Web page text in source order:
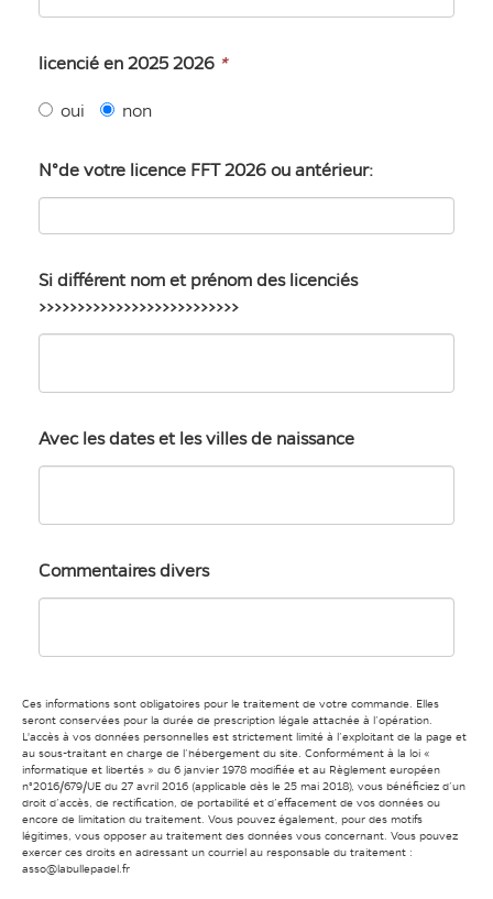
licencié en 2025 2026 *
oui non
N°de votre licence FFT 2026 ou antérieur:
Si différent nom et prénom des licenciés
>>>>>>>>>>>>>>>>>>>>>>>>>>
Avec les dates et les villes de naissance
Commentaires divers
Ces informations sont obligatoires pour le traitement de votre commande. Elles
seront conservées pour la durée de prescription légale attachée à l’opération.
L'accès à vos données personnelles est strictement limité à l’exploitant de la page et
au sous-traitant en charge de l’hébergement du site. Conformément à la loi «
informatique et libertés » du 6 janvier 1978 modifiée et au Règlement européen
n°2016/679/UE du 27 avril 2016 (applicable dès le 25 mai 2018), vous bénéficiez d’un
droit d’accès, de rectification, de portabilité et d’effacement de vos données ou
encore de limitation du traitement. Vous pouvez également, pour des motifs
légitimes, vous opposer au traitement des données vous concernant. Vous pouvez
exercer ces droits en adressant un courriel au responsable du traitement :
asso@labullepadel.fr